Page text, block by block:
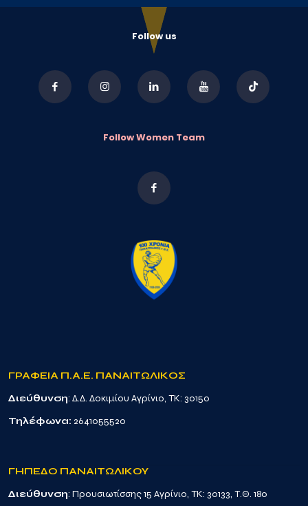
Follow us
Follow Women Team
ΓΡΑΦΕΙΑ Π.Α.Ε. ΠΑΝΑΙΤΩΛΙΚΟΣ
Διεύθυνση: Δ.Δ. Δοκιμίου Αγρίνιο, TK: 30150
Τηλέφωνα: 2641055520
ΓΗΠΕΔΟ ΠΑΝΑΙΤΩΛΙΚΟΥ
Διεύθυνση: Προυσιωτίσσης 15 Αγρίνιο, TK: 30133, Τ.Θ. 180